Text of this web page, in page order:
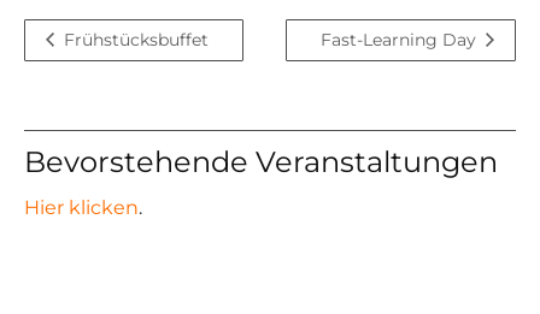
Frühstücksbuffet Fast-Learning Day
Bevorstehende Veranstaltungen
Hier klicken.